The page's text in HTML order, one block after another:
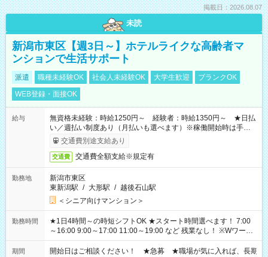
掲載日：2026.08.07
未読
新潟市東区【週3日～】ホテルライクな高齢者マ
ンションで生活サポート
派遣 職種未経験OK 社会人未経験OK 大学生歓迎
ブランクOK
WEB登録・面接OK
給与
無資格未経験：時給1250円～ 経験者：時給1350円～ ★日払
い／週払い制度あり（月払いも選べます）※稼働開始時は手続き
完了次第のお支払いとなります。
交通費別途支給あり
交通費 交通費全額支給※規定有
勤務地
新潟市東区
東新潟駅 / 大形駅 / 越後石山駅
＜シニア向けマンション＞
勤務時間
★1日4時間～の時短シフトOK ★スタート時間選べます！ 7:00
～16:00 9:00～17:00 11:00～19:00 など 残業なし！ ※Wワーク
の場合、他のお仕事と合わせ週40時間超の就業はご案内できま
せん ※法令に基づき、週20時間以上勤務は社会保険への加入対
期間
開始日はご相談ください！ ★急募 ★職場が気に入れば、長期